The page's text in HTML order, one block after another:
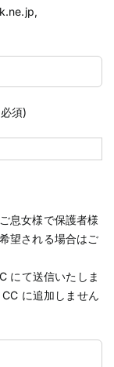
須)
息女様で保護者様
望される場合はご
にて送信いたしま
に追加しません